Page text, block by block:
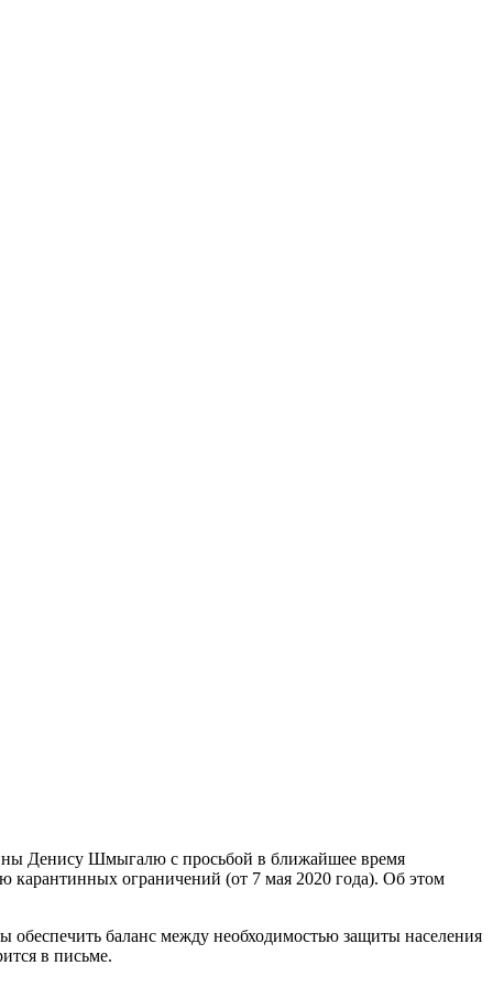
Денису Шмыгалю с просьбой в ближайшее время
карантинных ограничений (от 7 мая 2020 года). Об этом
баланс между необходимостью защиты населения
в письме.